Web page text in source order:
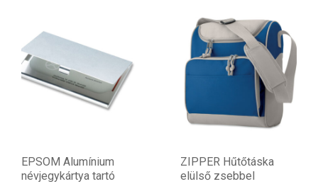
EPSOM Alumínium
névjegykártya tartó
ZIPPER Hűtőtáska
elülső zsebbel